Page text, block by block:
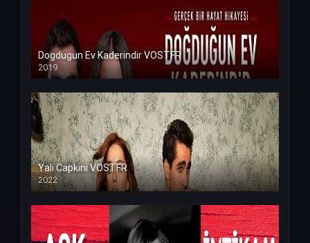
Dogdugun Ev Kaderindir VOSTFR
2019
Yali Capkini VOSTFR
2022